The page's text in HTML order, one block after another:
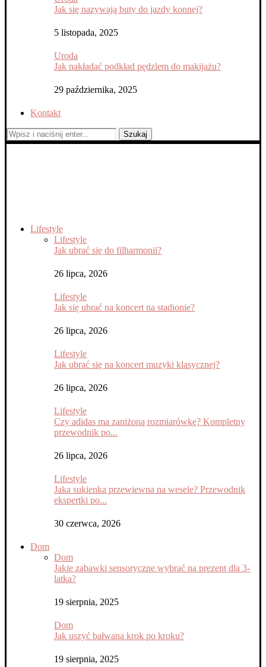
Jak się nazywają buty do jazdy konnej?
5 listopada, 2025
Uroda
Jak nakładać podkład pędzlem do makijażu?
29 października, 2025
Kontakt
Szukaj
Lifestyle
Lifestyle
Jak ubrać się do filharmonii?
26 lipca, 2026
Lifestyle
Jak się ubrać na koncert na stadionie?
26 lipca, 2026
Lifestyle
Jak ubrać się na koncert muzyki klasycznej?
26 lipca, 2026
Lifestyle
Czy adidas ma zaniżoną rozmiarówkę? Kompletny
przewodnik po...
26 lipca, 2026
Lifestyle
Jaka sukienka przewiewna na wesele? Przewodnik
ekspertki po...
30 czerwca, 2026
Dom
Dom
Jakie zabawki sensoryczne wybrać na prezent dla 3-
latka?
19 sierpnia, 2025
Dom
Jak uszyć bałwana krok po kroku?
19 sierpnia, 2025